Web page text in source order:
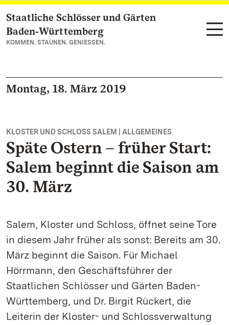
Zum Hauptinhalt springen
Staatliche Schlösser und Gärten
Baden‑Württemberg
KOMMEN. STAUNEN. GENIESSEN.
Montag, 18. März 2019
KLOSTER UND SCHLOSS SALEM | ALLGEMEINES
Späte Ostern – früher Start:
Salem beginnt die Saison am
30. März
Salem, Kloster und Schloss, öffnet seine Tore
in diesem Jahr früher als sonst: Bereits am 30.
März beginnt die Saison. Für Michael
Hörrmann, den Geschäftsführer der
Staatlichen Schlösser und Gärten Baden-
Württemberg, und Dr. Birgit Rückert, die
Leiterin der Kloster- und Schlossverwaltung